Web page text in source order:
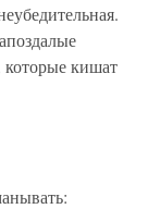
которые кишат